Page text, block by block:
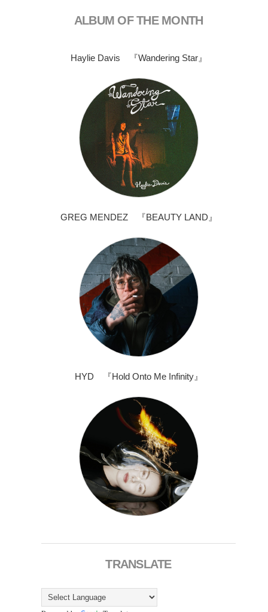
ALBUM OF THE MONTH
Haylie Davis 『Wandering Star』
GREG MENDEZ 『BEAUTY LAND』
HYD 『Hold Onto Me Infinity』
TRANSLATE